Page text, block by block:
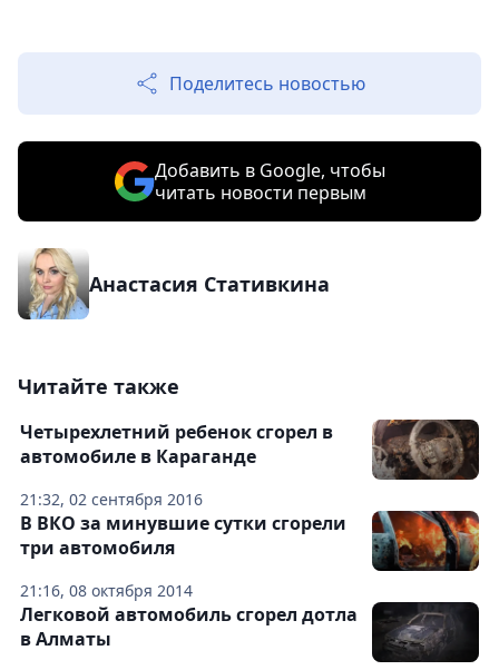
Поделитесь новостью
Добавить в Google, чтобы
читать новости первым
Анастасия Стативкина
Читайте также
21:32, 02 сентября 2016
Четырехлетний ребенок сгорел в
автомобиле в Караганде
21:16, 08 октября 2014
В ВКО за минувшие сутки сгорели
три автомобиля
Легковой автомобиль сгорел дотла
в Алматы